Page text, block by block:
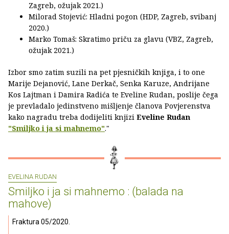
Zagreb, ožujak 2021.)
Milorad Stojević: Hladni pogon (HDP, Zagreb, svibanj
2020.)
Marko Tomaš: Skratimo priču za glavu (VBZ, Zagreb,
ožujak 2021.)
Izbor smo zatim suzili na pet pjesničkih knjiga, i to one
Marije Dejanović, Lane Derkač, Senka Karuze, Andrijane
Kos Lajtman i Damira Radića te Eveline Rudan, poslije čega
je prevladalo jedinstveno mišljenje članova Povjerenstva
kako nagradu treba dodijeliti knjizi Eveline Rudan
"Smiljko i ja si mahnemo"."
EVELINA RUDAN
Smiljko i ja si mahnemo : (balada na
mahove)
Fraktura 05/2020.